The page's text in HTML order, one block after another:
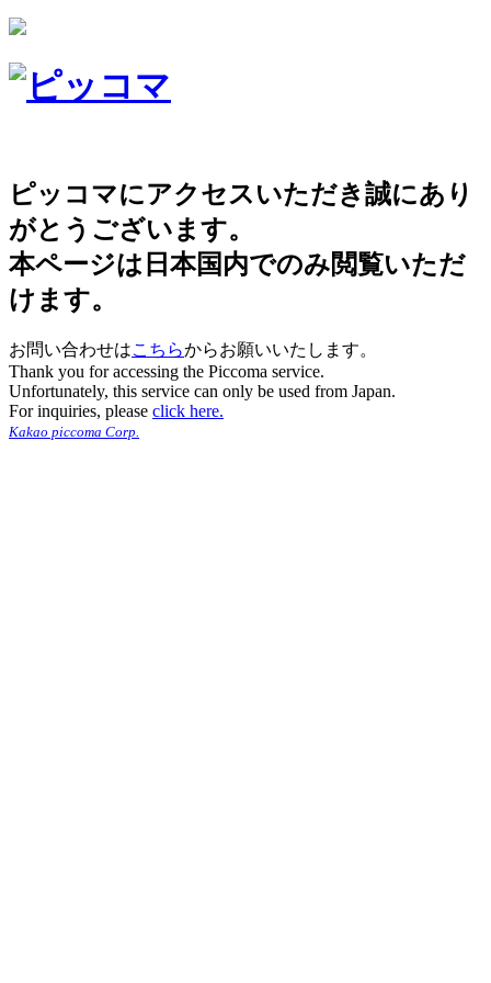
ピッコマにアクセスいただき誠にあり
がとうございます。
本ページは日本国内でのみ閲覧いただ
けます。
お問い合わせはこちらからお願いいたします。
Thank you for accessing the Piccoma service.
Unfortunately, this service can only be used from Japan.
For inquiries, please click here.
Kakao piccoma Corp.